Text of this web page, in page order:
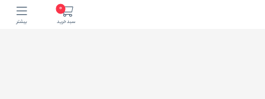
0
سبد خرید بیشتر